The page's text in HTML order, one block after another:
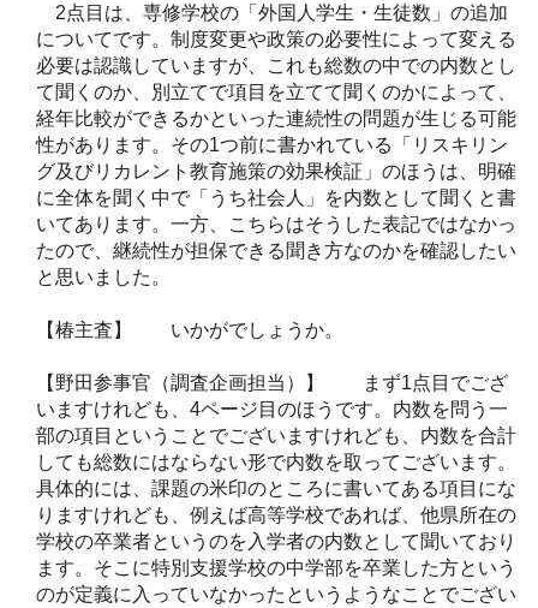
2点目は、専修学校の「外国人学生・生徒数」の追加
についてです。制度変更や政策の必要性によって変える
必要は認識していますが、これも総数の中での内数とし
て聞くのか、別立てで項目を立てて聞くのかによって、
経年比較ができるかといった連続性の問題が生じる可能
性があります。その1つ前に書かれている「リスキリン
グ及びリカレント教育施策の効果検証」のほうは、明確
に全体を聞く中で「うち社会人」を内数として聞くと書
いてあります。一方、こちらはそうした表記ではなかっ
たので、継続性が担保できる聞き方なのかを確認したい
と思いました。
【椿主査】 いかがでしょうか。
【野田参事官（調査企画担当）】 まず1点目でござ
いますけれども、4ページ目のほうです。内数を問う一
部の項目ということでございますけれども、内数を合計
しても総数にはならない形で内数を取ってございます。
具体的には、課題の米印のところに書いてある項目にな
りますけれども、例えば高等学校であれば、他県所在の
学校の卒業者というのを入学者の内数として聞いており
ます。そこに特別支援学校の中学部を卒業した方という
のが定義に入っていなかったというようなことでござい